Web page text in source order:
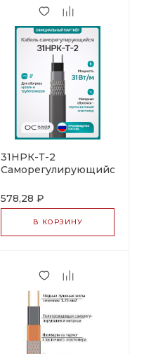
31НРК-Т-2
Саморегулирующийся
кабель
578,28 ₽
В КОРЗИНУ